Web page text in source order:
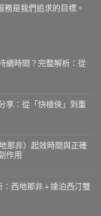
是我們追求的目標。
續時間？完整解析：從
享：從「快槍俠」到重
那非）起效時間與正確
作用
西地那非 + 達泊西汀雙